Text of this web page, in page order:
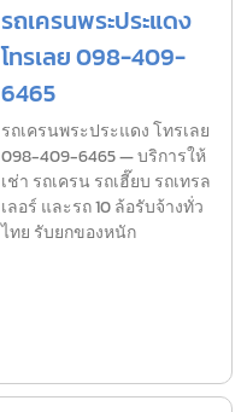
รถเครนพระประแดง
โทรเลย 098-409-
6465
รถเครนพระประแดง โทรเลย
098-409-6465 — บริการให้
เช่า รถเครน รถเฮี๊ยบ รถเทรล
เลอร์ และรถ 10 ล้อรับจ้างทั่ว
ไทย รับยกของหนัก